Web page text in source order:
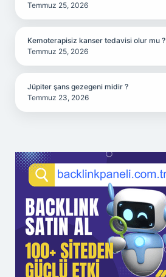
Temmuz 25, 2026
Kemoterapisiz kanser tedavisi olur mu ?
Temmuz 25, 2026
Jüpiter şans gezegeni midir ?
Temmuz 23, 2026